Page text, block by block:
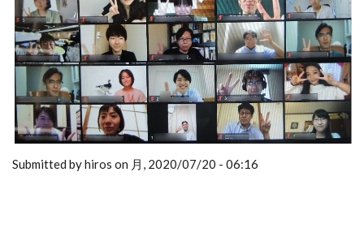
Submitted by hiros on 月, 2020/07/20 - 06:16